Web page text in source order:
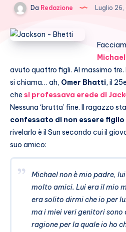
Da Redazione Luglio
avuto quattro figli. Al massimo tre.
si chiama… ah, Omer Bhatti, il
che si professava erede di
Nessuna ‘brutta’ fine. Il ragazzo
confessato di non essere figlio
rivelarlo è il Sun secondo cui il
suo amico:
Michael non è mio padre,
molto amici. Lui era il mio
era solito dirmi che io per
ma i miei veri genitori sono
ragione per la quale io ho